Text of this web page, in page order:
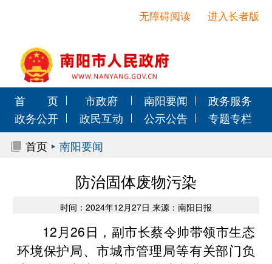
进入长者版
无障碍阅读
首 页 市政府 南阳要闻
政务服务
政务公开
政民互动 公示公告
专题专栏
首页
南阳要闻
防治固体废物污染
时间：2024年12月27日 来源：南阳日报
12月26日，副市长蔡令帅带领市生态
环境保护局、市城市管理局等有关部门负